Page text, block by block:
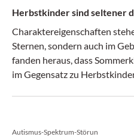
Herbstkinder sind seltener
Charaktereigenschaften
Sternen, sondern auch im
fanden heraus, dass
im Gegensatz zu
Autismus-Spektrum-Störun